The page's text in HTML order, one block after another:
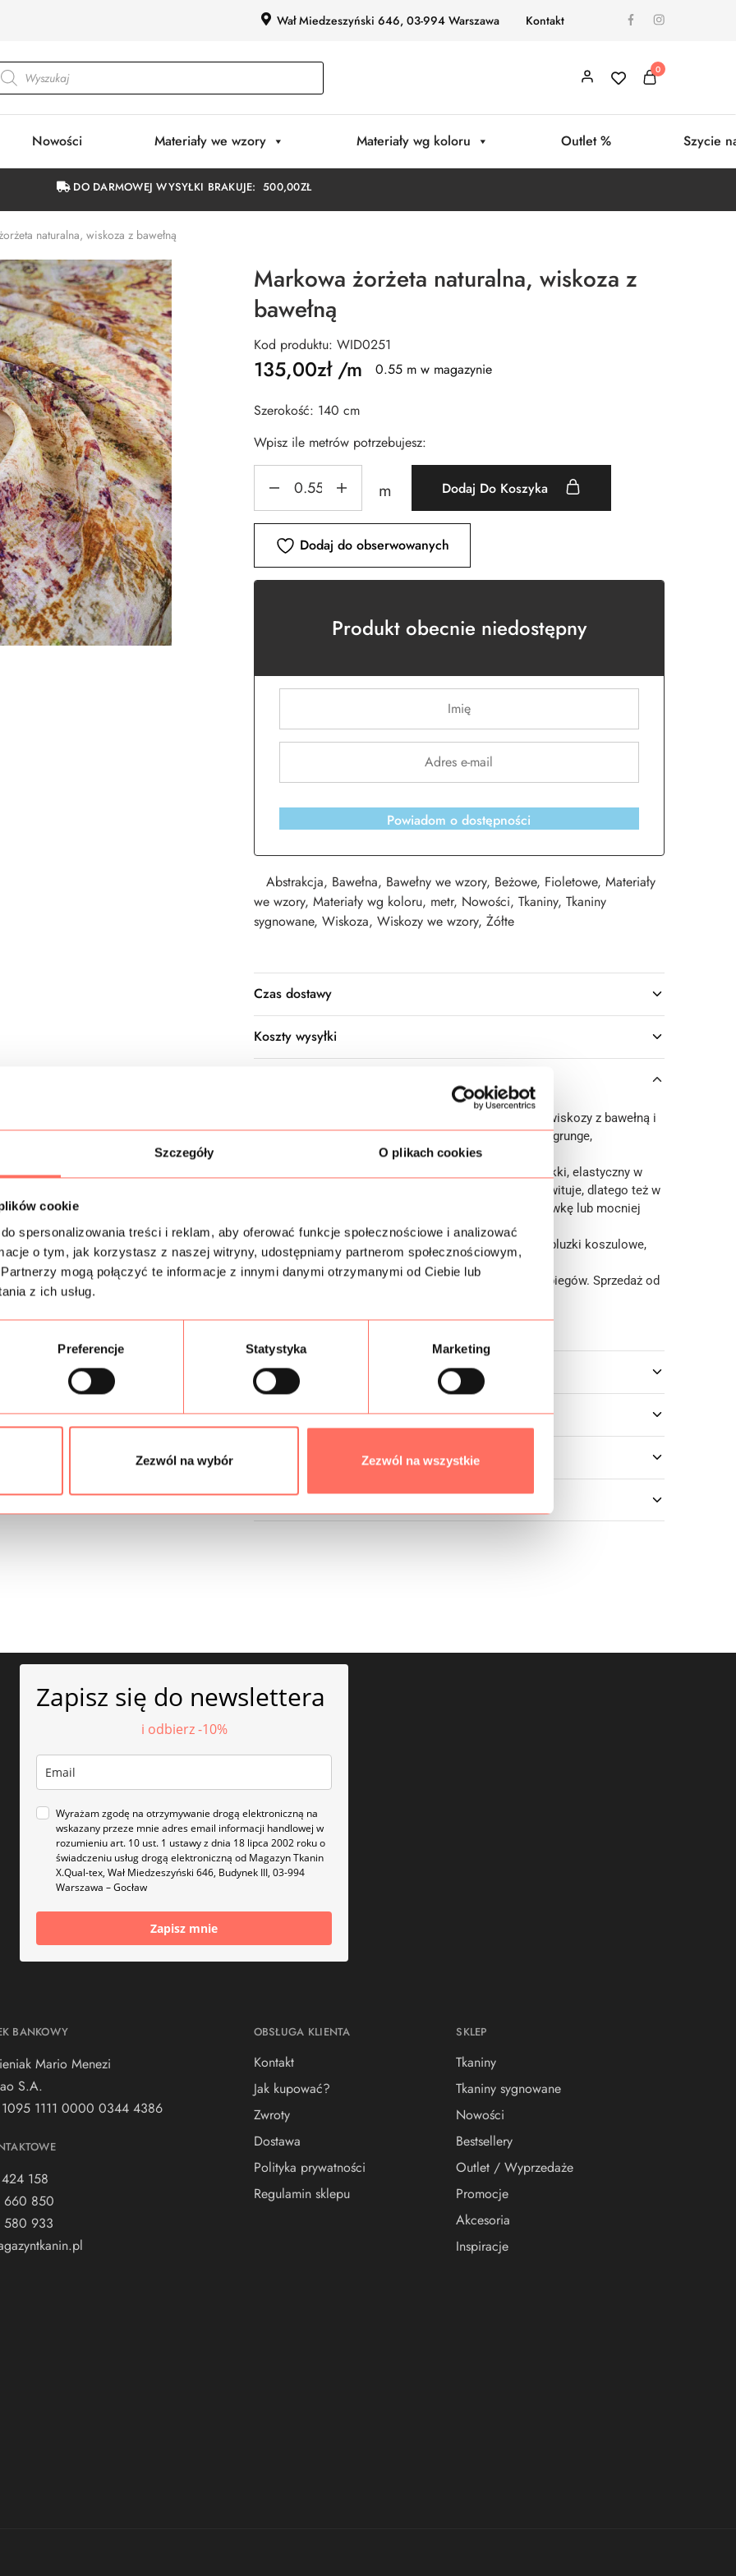
Szczegóły O plikach cookies
cookie
spersonalizowania treści i reklam, aby oferować funkcje społecznościowe i analizować
o tym, jak korzystasz z naszej witryny, udostępniamy partnerom społecznościowym,
mogą połączyć te informacje z innymi danymi otrzymanymi od Ciebie lub
z ich usług.
Preferencje Statystyka Marketing
Zezwól na wybór Zezwól na wszystkie
Wał Miedzeszyński 646, 03-994 Warszawa Kontakt
0
Nowości Materiały we wzory Materiały wg koloru Outlet % Szycie
DO DARMOWEJ WYSYŁKI BRAKUJE:500,00ZŁ
naturalna, wiskoza z bawełną
Markowa żorżeta naturalna, wiskoza z
bawełną
Kod produktu: WID0251
135,00zł/m 0.55 m w magazynie
Szerokość: 140 cm
Wpisz ile metrów potrzebujesz:
m Dodaj Do Koszyka
Dodaj do obserwowanych
Produkt obecnie niedostępny
Powiadom o dostępności
Abstrakcja, Bawełna, Bawełny we wzory, Beżowe, Fioletowe, Materiały
we wzory, Materiały wg koloru, metr, Nowości, Tkaniny, Tkaniny
sygnowane, Wiskoza, Wiskozy we wzory, Żółte
Czas dostawy
Koszty wysyłki
z wiskozy z bawełną i
elastanem. Wzór zjawiskowa abstrakcja z efektem grunge,
wielokolorowa w stonowanych odcieniach.
: materiał przewiewny, oddychający, cienki, lekki, elastyczny w
szerokości i na skosach, matowy. Delikatnie prześwituje, dlatego też w
niektórych przypadkach należy zastosować podszewkę lub mocniej
umarszczyć tkaninę.
Zastosowanie
: to wiskozowa żorżeta na sukienki
, bluzki koszulowe,
spódnice, tuniki itp.
Włoskatkanina premium, znana ze światowych wybiegów. Sprzedaż od
Informacje dodatkowe
Skład
Bezpieczeństwo
Zapisz się do newslettera
i odbierz -10%
Wyrażam zgodę na otrzymywanie drogą elektroniczną na
wskazany przeze mnie adres email informacji handlowej w
rozumieniu art. 10 ust. 1 ustawy z dnia 18 lipca 2002 roku o
świadczeniu usług drogą elektroniczną od Magazyn Tkanin
X.Qual-tex, Wał Miedzeszyński 646, Budynek III, 03-994
Warszawa – Gocław
Zapisz mnie
BANKOWY
Mario Menezi
S.A.
1111 0000 0344 4386
158
850
933
OBSŁUGA KLIENTA
Kontakt
Jak kupować?
Zwroty
Dostawa
Polityka prywatności
Regulamin sklepu
SKLEP
Tkaniny
Tkaniny sygnowane
Nowości
Bestsellery
Outlet / Wyprzedaże
Promocje
Akcesoria
Inspiracje